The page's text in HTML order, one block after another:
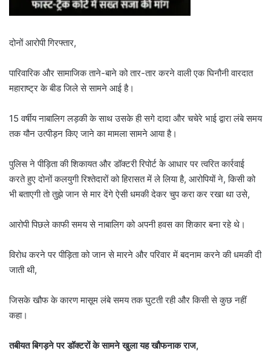
दोनों आरोपी गिरफ्तार,
पारिवारिक और सामाजिक ताने-बाने को तार-तार करने वाली एक घिनौनी वारदात
महाराष्ट्र के बीड जिले से सामने आई है।
15 वर्षीय नाबालिग लड़की के साथ उसके ही सगे दादा और चचेरे भाई द्वारा लंबे समय
तक यौन उत्पीड़न किए जाने का मामला सामने आया है।
पुलिस ने पीड़िता की शिकायत और डॉक्टरी रिपोर्ट के आधार पर त्वरित कार्रवाई
करते हुए दोनों कलयुगी रिश्तेदारों को हिरासत में ले लिया है, आरोपियों ने, किसी को
भी बताएगी तो तुझे जान से मार देंगे ऐसी धमकी देकर चुप करा कर रखा था उसे,
आरोपी पिछले काफी समय से नाबालिग को अपनी हवस का शिकार बना रहे थे।
विरोध करने पर पीड़िता को जान से मारने और परिवार में बदनाम करने की धमकी दी
जाती थी,
जिसके खौफ के कारण मासूम लंबे समय तक घुटती रही और किसी से कुछ नहीं
कहा।
तबीयत बिगड़ने पर डॉक्टरों के सामने खुला यह खौफनाक राज,